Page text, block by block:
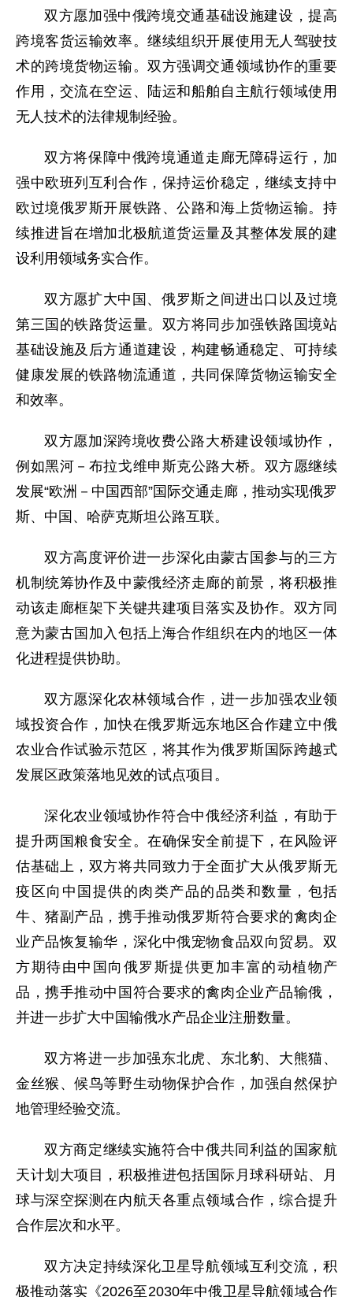
双方愿加强中俄跨境交通基础设施建设，提高
跨境客货运输效率。继续组织开展使用无人驾驶技
术的跨境货物运输。双方强调交通领域协作的重要
作用，交流在空运、陆运和船舶自主航行领域使用
无人技术的法律规制经验。
双方将保障中俄跨境通道走廊无障碍运行，加
强中欧班列互利合作，保持运价稳定，继续支持中
欧过境俄罗斯开展铁路、公路和海上货物运输。持
续推进旨在增加北极航道货运量及其整体发展的建
设利用领域务实合作。
双方愿扩大中国、俄罗斯之间进出口以及过境
第三国的铁路货运量。双方将同步加强铁路国境站
基础设施及后方通道建设，构建畅通稳定、可持续
健康发展的铁路物流通道，共同保障货物运输安全
和效率。
双方愿加深跨境收费公路大桥建设领域协作，
例如黑河－布拉戈维申斯克公路大桥。双方愿继续
发展“欧洲－中国西部”国际交通走廊，推动实现俄罗
斯、中国、哈萨克斯坦公路互联。
双方高度评价进一步深化由蒙古国参与的三方
机制统筹协作及中蒙俄经济走廊的前景，将积极推
动该走廊框架下关键共建项目落实及协作。双方同
意为蒙古国加入包括上海合作组织在内的地区一体
化进程提供协助。
双方愿深化农林领域合作，进一步加强农业领
域投资合作，加快在俄罗斯远东地区合作建立中俄
农业合作试验示范区，将其作为俄罗斯国际跨越式
发展区政策落地见效的试点项目。
深化农业领域协作符合中俄经济利益，有助于
提升两国粮食安全。在确保安全前提下，在风险评
估基础上，双方将共同致力于全面扩大从俄罗斯无
疫区向中国提供的肉类产品的品类和数量，包括
牛、猪副产品，携手推动俄罗斯符合要求的禽肉企
业产品恢复输华，深化中俄宠物食品双向贸易。双
方期待由中国向俄罗斯提供更加丰富的动植物产
品，携手推动中国符合要求的禽肉企业产品输俄，
并进一步扩大中国输俄水产品企业注册数量。
双方将进一步加强东北虎、东北豹、大熊猫、
金丝猴、候鸟等野生动物保护合作，加强自然保护
地管理经验交流。
双方商定继续实施符合中俄共同利益的国家航
天计划大项目，积极推进包括国际月球科研站、月
球与深空探测在内航天各重点领域合作，综合提升
合作层次和水平。
双方决定持续深化卫星导航领域互利交流，积
极推动落实《2026至2030年中俄卫星导航领域合作